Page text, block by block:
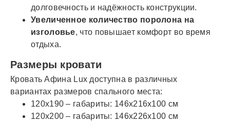
долговечность и надёжность конструкции.
Увеличенное количество поролона на
изголовье, что повышает комфорт во время
отдыха.
Размеры кровати
Кровать Афина Lux доступна в различных
вариантах размеров спального места:
120х190 – габариты: 146х216х100 см
120х200 – габариты: 146х226х100 см